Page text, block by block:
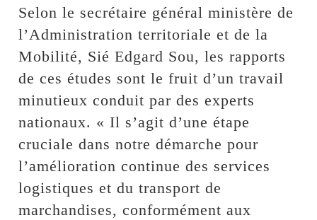
Selon le secrétaire général ministère de
l’Administration territoriale et de la
Mobilité, Sié Edgard Sou, les rapports
de ces études sont le fruit d’un travail
minutieux conduit par des experts
nationaux. « Il s’agit d’une étape
cruciale dans notre démarche pour
l’amélioration continue des services
logistiques et du transport de
marchandises, conformément aux